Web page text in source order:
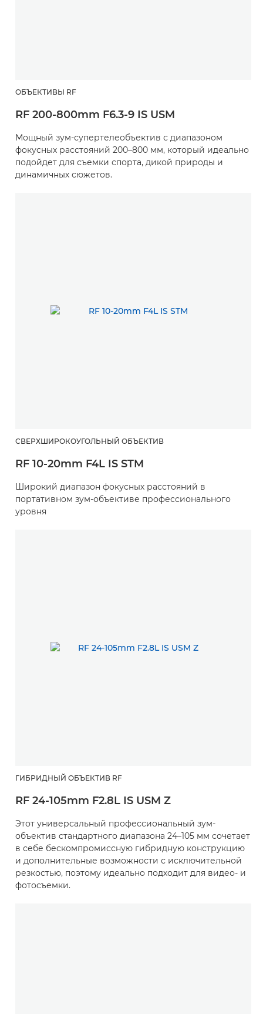
ОБЪЕКТИВЫ RF
RF 200-800mm F6.3-9 IS USM
Мощный зум-супертелеобъектив с диапазоном
фокусных расстояний 200–800 мм, который идеально
подойдет для съемки спорта, дикой природы и
динамичных сюжетов.
СВЕРХШИРОКОУГОЛЬНЫЙ ОБЪЕКТИВ
RF 10-20mm F4L IS STM
Широкий диапазон фокусных расстояний в
портативном зум-объективе профессионального
уровня
ГИБРИДНЫЙ ОБЪЕКТИВ RF
RF 24-105mm F2.8L IS USM Z
Этот универсальный профессиональный зум-
объектив стандартного диапазона 24–105 мм сочетает
в себе бескомпромиссную гибридную конструкцию
и дополнительные возможности с исключительной
резкостью, поэтому идеально подходит для видео- и
фотосъемки.